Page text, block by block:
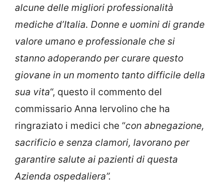
alcune delle migliori professionalità
mediche d’Italia. Donne e uomini di grande
valore umano e professionale che si
stanno adoperando per curare questo
giovane in un momento tanto difficile della
sua vita“, questo il commento del
commissario Anna Iervolino che ha
ringraziato i medici che “con abnegazione,
sacrificio e senza clamori, lavorano per
garantire salute ai pazienti di questa
Azienda ospedaliera”.